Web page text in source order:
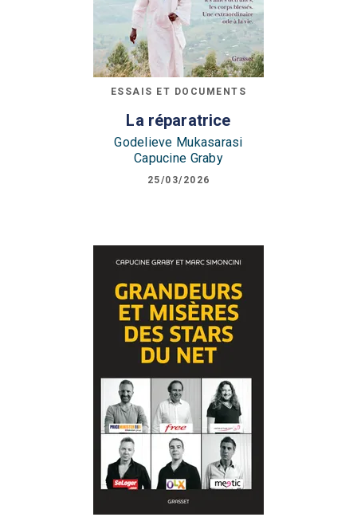
ESSAIS ET DOCUMENTS
La réparatrice
Godelieve Mukasarasi
Capucine Graby
25/03/2026